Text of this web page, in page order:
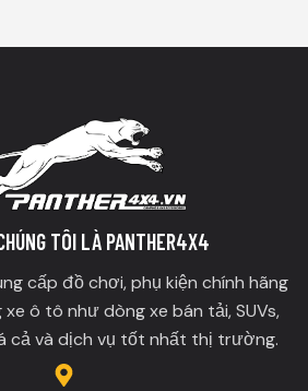
TÔI LÀ PANTHER4X4
cấp đồ chơi, phụ kiện chính hãng
ô tô như dòng xe bán tải, SUVs,
cả và dịch vụ tốt nhất thị trường.